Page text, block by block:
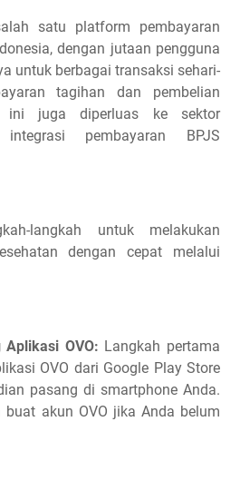
satu platform pembayaran
dengan jutaan pengguna
untuk berbagai transaksi sehari-
tagihan dan pembelian
ini juga diperluas ke sektor
pembayaran BPJS
langkah untuk melakukan
dengan cepat melalui
OVO: Langkah pertama
OVO dari Google Play Store
pasang di smartphone Anda.
akun OVO jika Anda belum